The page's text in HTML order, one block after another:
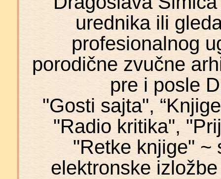
urednika ili
profesionalnog
porodične zvučne
pre i posle
"Gosti sajta",
"Radio kritika",
"Retke knjige" ~
elektronske